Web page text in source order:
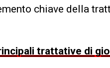
chiave della
trattative di